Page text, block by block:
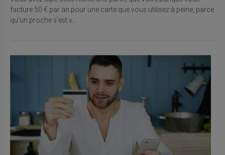
facture 50 € par an pour une carte que vous utilisez à peine, parce
qu'un proche s'est v...